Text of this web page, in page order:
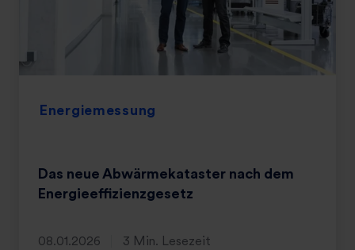
Energiemessung
Das neue Abwärmekataster nach dem
Energieeffizienzgesetz
08.01.2026 3 Min. Lesezeit